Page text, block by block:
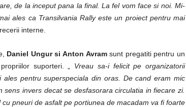
de la inceput pana la final. La fel vom face si noi. Mi-
ales ca Transilvania Rally este un proiect pentru mai
interne.
Daniel Ungur si Anton Avramsunt pregatiti pentru un
suporteri. „ Vreau sa-i felicit pe organizatorii
pentru superspeciala din oras. De cand eram mic
invers decat se desfasorara circulatia in fiecare zi.
pneuri de asfalt pe portiunea de macadam va fi foarte